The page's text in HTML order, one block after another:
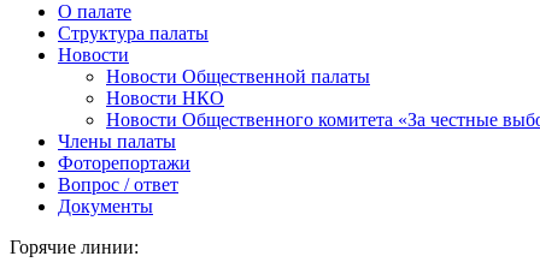
О палате
Структура палаты
Новости
Новости Общественной палаты
Новости НКО
Новости Общественного комитета «За честные
Члены палаты
Фоторепортажи
Вопрос / ответ
Документы
Горячие линии: